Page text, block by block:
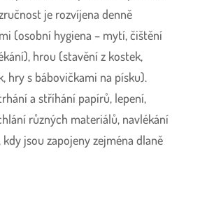
je rozvíjena denně
(osobní hygiena – mytí, čištění
hrou (stavění z kostek,
hry s bábovičkami na písku).
a stříhání papírů, lepení,
různých materiálů, navlékání
jsou zapojeny zejména dlaně